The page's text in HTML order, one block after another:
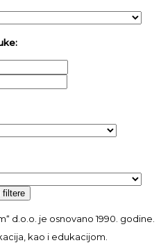
d.o.o. je osnovano 1990. godine.
kao i edukacijom.